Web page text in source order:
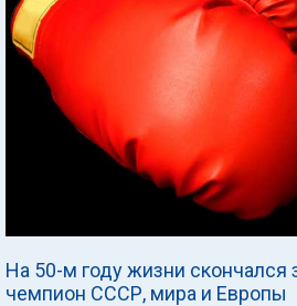
На 50-м году жизни скончался
чемпион СССР, мира и Европы